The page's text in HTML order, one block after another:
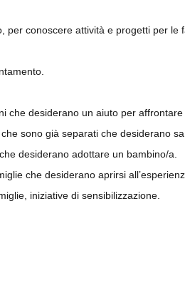
conoscere attività e progetti per
che desiderano un aiuto per
sono già separati che desiderano
desiderano adottare un bambino/a.
che desiderano aprirsi
iniziative di sensibilizzazione.